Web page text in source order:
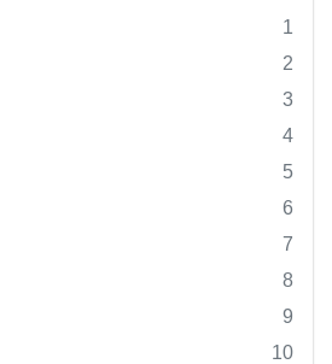
1
2
3
4
5
6
7
8
9
10